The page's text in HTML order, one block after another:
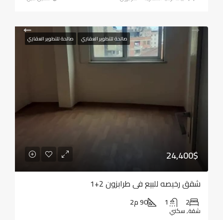
صالحة للتطوير العقاري صالحة للتطوير العقاري
24,400$
شقق رخيصه للبيع في طرابزون 2+1
2
1 90 م2
شقة, سكني